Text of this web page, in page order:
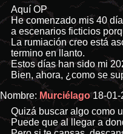
Aquí OP
He comenzado mis 40
a escenarios ficticios
La rumiación creo está
termino en llanto.
Estos días han sido mi
Bien, ahora, ¿como se
Nombre: Murciélago 18-01-
Quizá buscar algo como
Puede que al llegar a